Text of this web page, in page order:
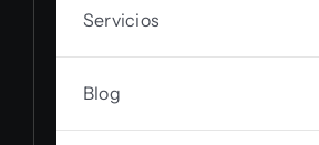
Servicios
Blog